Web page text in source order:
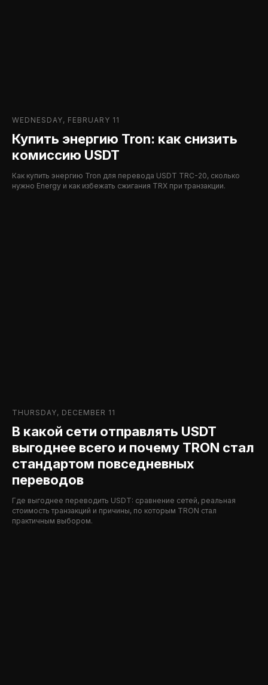
WEDNESDAY, FEBRUARY 11
Купить энергию Tron: как снизить
комиссию USDT
Как купить энергию Tron для перевода USDT TRC-20, сколько
нужно Energy и как избежать сжигания TRX при транзакции.
THURSDAY, DECEMBER 11
В какой сети отправлять USDT
выгоднее всего и почему TRON стал
стандартом повседневных
переводов
Где выгоднее переводить USDT: сравнение сетей, реальная
стоимость транзакций и причины, по которым TRON стал
практичным выбором.